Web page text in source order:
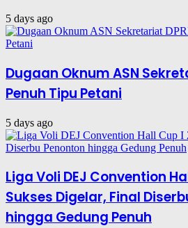
5 days ago
Dugaan Oknum ASN
Penuh Tipu Petani
5 days ago
Liga Voli DEJ Convention
Sukses Digelar, Final
hingga Gedung Penuh